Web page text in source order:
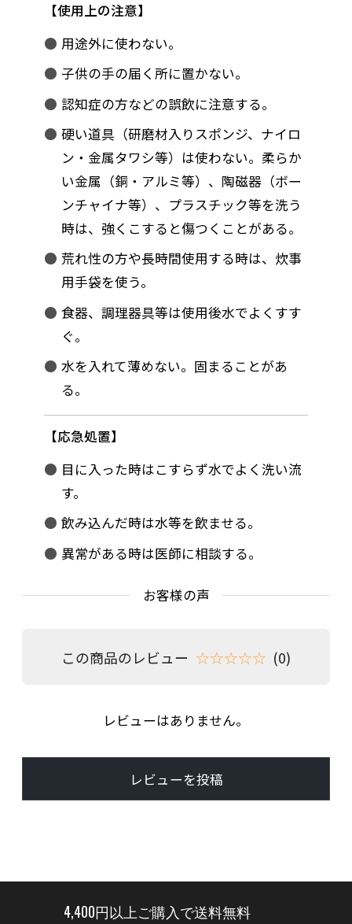
使用上の注意
用途外に使わない。
子供の手の届く所に置かない。
認知症の方などの誤飲に注意する。
硬い道具（研磨材入りスポンジ、ナイロ
ン・金属タワシ等）は使わない。柔らか
い金属（銅・アルミ等）、陶磁器（ボー
ンチャイナ等）、プラスチック等を洗う
時は、強くこすると傷つくことがある。
荒れ性の方や長時間使用する時は、炊事
用手袋を使う。
食器、調理器具等は使用後水でよくすす
ぐ。
水を入れて薄めない。固まることがあ
る。
応急処置
目に入った時はこすらず水でよく洗い流
す。
飲み込んだ時は水等を飲ませる。
異常がある時は医師に相談する。
お客様の声
この商品のレビュー ☆☆☆☆☆ (0)
レビューはありません。
レビューを投稿
4,400円以上ご購入で送料無料